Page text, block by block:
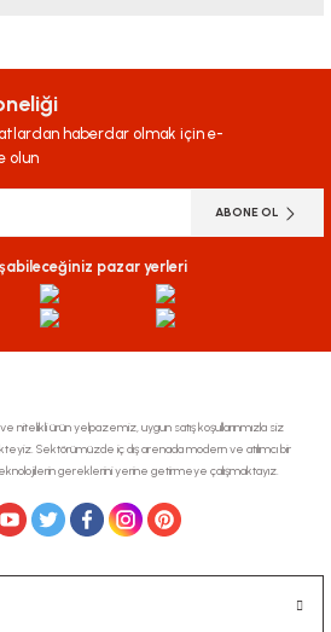
ederiz.
bulunuyor.
pahalı.
olmalı.
Gönder
haberdar olmak için e-
olun
ABONE OL
pazar yerleri
nitelikli ürün yelpazemiz, uygun satış koşullarınmızla siz
Sektörümüzde iç dış arenada modern ve atılımcı bir
gereklerini yerine getirmeye çalışmaktayız.